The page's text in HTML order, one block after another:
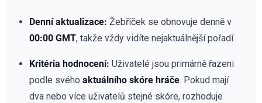
Denní aktualizace: Žebříček se obnovuje denně v
00:00 GMT, takže vždy vidíte nejaktuálnější pořadí.
Kritéria hodnocení: Uživatelé jsou primárně řazeni
podle svého aktuálního skóre hráče. Pokud mají
dva nebo více uživatelů stejné skóre, rozhoduje